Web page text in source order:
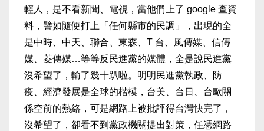
輕人，是不看新聞、電視，當他們上了 google 查資
料，譬如隨便打上「任何縣市的民調」，出現的全
是中時、中天、聯合、東森、T 台、風傳媒、信傳
媒、菱傳媒…等等反民進黨的媒體，全是說民進黨
沒希望了，輸了幾十趴啦。明明民進黨執政、防
疫、經濟發展是全球的楷模，台美、台日、台歐關
係空前的熱絡，可是網路上被批評得台灣快完了，
沒希望了，卻看不到黨政機關提出對策，任憑網路